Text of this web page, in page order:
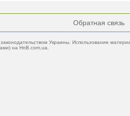
Обратная связь
Украины. Использование
на HnB.com.ua.